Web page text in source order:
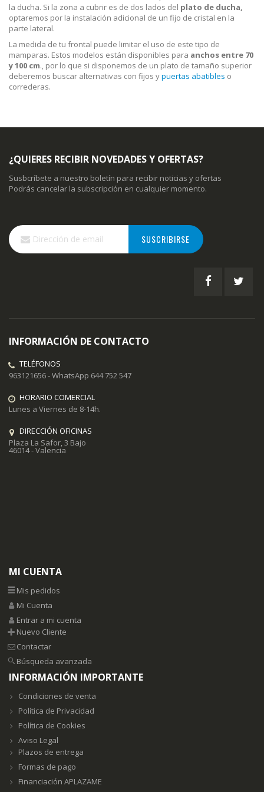
la ducha. Si la zona a cubrir es de dos lados del plato de ducha,
optaremos por la instalación adicional de un fijo de cristal en la
parte lateral.
La medida de tu frontal puede limitar el uso de este tipo de
mamparas. Estos modelos están disponibles para anchos entre 70
y 100 cm., por lo que si disponemos de un plato de tamaño superior
deberemos buscar alternativas con fijos ypuertas abatibles o
correderas.
¿QUIERES RECIBIR NOVEDADES Y OFERTAS?
Susbcríbete a nuestro boletín para recibir noticias y ofertas
Podrás cancelar la subscripción en cualquier momento.
Inscríbase
a
nuestro
SUSCRIBIRSE
INFORMACIÓN DE CONTACTO
TELÉFONOS
963121656 - WhatsApp 644 752 547
HORARIO COMERCIAL
Lunes a Viernes de 8-14h.
DIRECCIÓN OFICINAS
Plaza La Safor, 3 Bajo
46014 - Valencia
MI CUENTA
Mis pedidos
Mi Cuenta
Entrar a mi cuenta
Nuevo Cliente
Contactar
Búsqueda avanzada
INFORMACIÓN IMPORTANTE
Condiciones de venta
Política de Privacidad
Política de Cookies
Aviso Legal
Plazos de entrega
Formas de pago
Financiación APLAZAME